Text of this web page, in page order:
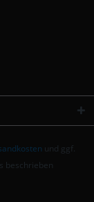
und ggf.
beschrieben